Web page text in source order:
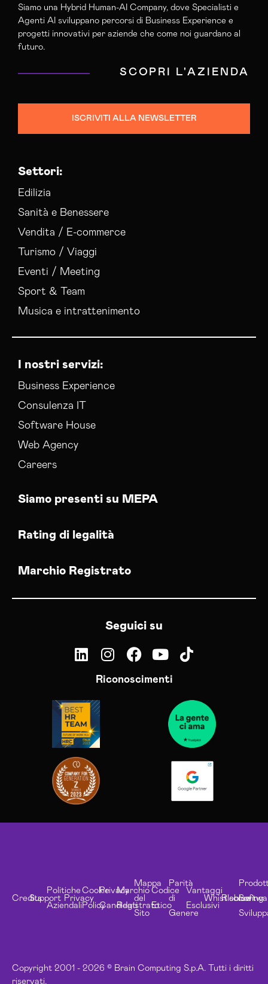
Siamo una Hybrid Human-AI Company, dove Specialisti e
Agenti AI sviluppano percorsi di Business Experience e
progetti innovativi per aziende che come noi guardano al
futuro.
SCOPRI L'AZIENDA
ISCRIVITI ALLA NEWSLETTER
Settori:
Edilizia
Sanità e Benessere
Vendita / E-commerce
Turismo / Viaggi
Eventi / Meeting
Sport & Team
Musica e intrattenimento
I nostri servizi:
Business Experience
Consulenza IT
Software House
Web Agency
Careers
Siamo presenti su MEPA
Rating di legalità
Marchio Registrato
Seguici su
Riconoscimenti
Copyright 2001 - 2026 © Brain Computing S.p.A. Tutti i diritti
riservati.
CreditsSupport
Politiche
Aziendali
Privacy
Cookie
Policy
Privacy
Candidati
Marchio
Registrato
Mappa
del
Sito
Codice
Etico
Parità
di
Genere
Vantaggi
Esclusivi
Whistleblowing
Risorse